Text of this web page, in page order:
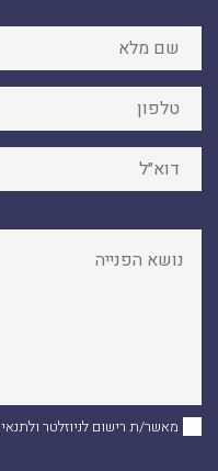
מאשר/ת רישום לניוזלטר ולתנאי